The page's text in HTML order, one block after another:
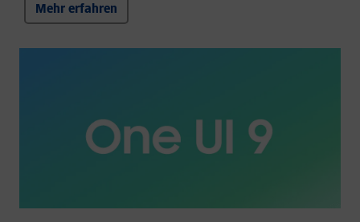
Mehr erfahren